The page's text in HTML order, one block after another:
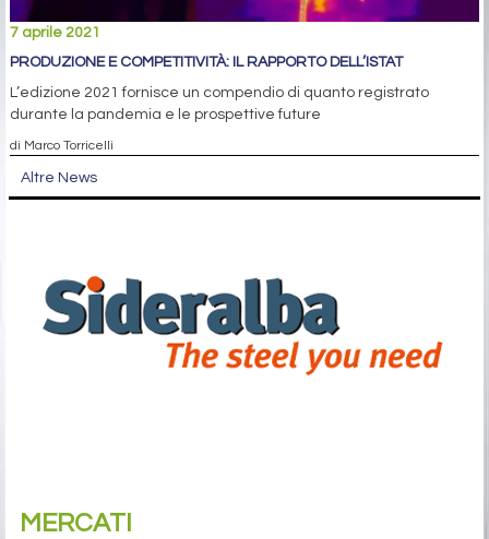
7 aprile 2021
PRODUZIONE E COMPETITIVITÀ: IL RAPPORTO DELL’ISTAT
L’edizione 2021 fornisce un compendio di quanto registrato
durante la pandemia e le prospettive future
di Marco Torricelli
Altre News
MERCATI